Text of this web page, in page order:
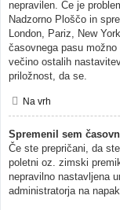
nepravilen. Če je
Nadzorno Ploščo in
London, Pariz, New
časovnega pasu
večino ostalih
priložnost, da se.
Na vrh
Spremenil sem
Če ste prepričani, da
poletni oz. zimski
nepravilno nastavljena
administratorja na